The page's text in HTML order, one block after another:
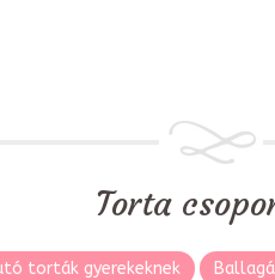
Torta
torták gyerekeknek